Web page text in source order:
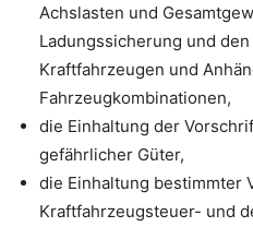
Achslasten und
Ladungssicherung und
Kraftfahrzeugen und
Fahrzeugkombinationen,
die Einhaltung der
gefährlicher Güter,
die Einhaltung bestimmter
Kraftfahrzeugsteuer- und